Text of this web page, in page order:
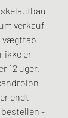
verkauf
vægttab
ikke er
12 uger,
endt
bestellen -